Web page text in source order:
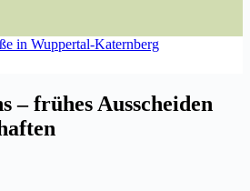
– frühes Ausscheiden